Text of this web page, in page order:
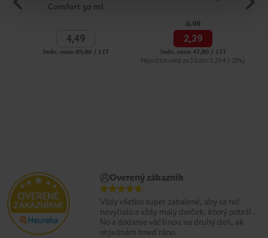
Comfort 50 ml
4,49
Jedn. cena 89,80 / LIT
3,99
2,39
Jedn. cena 47,80 / LIT
Najnižšia cena za 30 dní: 3,29 € (-28%)
Overený zákazník
Vždy všetko super zabalené, aby sa nič
nevylialo a vždy malý darček, ktorý poteší .
No a dodanie väčšinou na druhý deň, ak
objednám hneď ráno.